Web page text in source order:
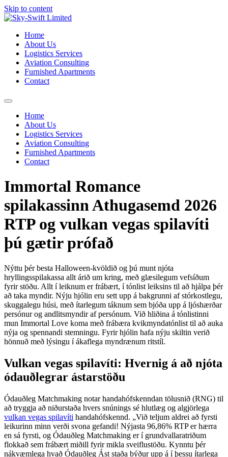
Skip to content
Home
About Us
Logistics Services
Aviation Consulting
Furnished Apartments
Contact
Home
About Us
Logistics Services
Aviation Consulting
Furnished Apartments
Contact
Immortal Romance
spilakassinn Athugasemd 2026
RTP og vulkan vegas spilavíti
þú gætir prófað
Nýttu þér besta Halloween-kvöldið og þú munt njóta
hryllingsspilakassa allt árið um kring, með glæsilegum vefsíðum
fyrir stöðu. Allt í leiknum er frábært, í tónlist leiksins til að hjálpa þér
að taka myndir. Nýju hjólin eru sett upp á bakgrunni af stórkostlegu,
skuggalegu húsi, með ítarlegum táknum sem bjóða upp á ljóshærðar
persónur og andlitsmyndir af persónum. Við hliðina á tónlistinni
mun Immortal Love koma með frábæra kvikmyndatónlist til að auka
nýja og spennandi stemningu. Fyrir hjólin hafa nýju skiltin verið
hönnuð með lýsingu í ákaflega myndrænum ritstíl.
Vulkan vegas spilavíti: Hvernig á að njóta
ódauðlegrar ástarstöðu
Ódauðleg Matchmaking notar handahófskenndan tölusnið (RNG) til
að tryggja að niðurstaða hvers snúnings sé hlutlæg og algjörlega
vulkan vegas spilavíti handahófskennd. „Við teljum aldrei að fyrsti
leikurinn minn verði svona gefandi! Nýjasta 96,86% RTP er hærra
en sá fyrsti, og Ódauðleg Matchmaking er í grundvallaratriðum
flokkað sem frábært miðill fyrir mikla sveiflustöðu. Kynntu þér
nákvæmlega hvað Ódauðleg Ást staða býður upp á í þessu ítarlega